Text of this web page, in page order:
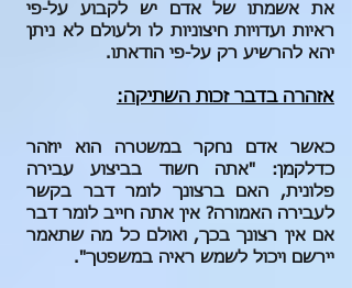
את אשמתו של אדם יש לקבוע על-פי
ראיות ועדויות חיצוניות לו ולעולם לא ניתן
יהא להרשיע רק על-פי הודאתו.
אזהרה בדבר זכות השתיקה:
כאשר אדם נחקר במשטרה הוא יוזהר
כדלקמן: "אתה חשוד בביצוע עבירה
פלונית, האם ברצונך לומר דבר בקשר
לעבירה האמורה? אין אתה חייב לומר דבר
אם אין רצונך בכך, ואולם כל מה שתאמר
יירשם ויכול לשמש ראיה במשפטך".